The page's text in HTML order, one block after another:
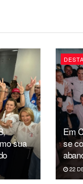
sua
Em
se
22